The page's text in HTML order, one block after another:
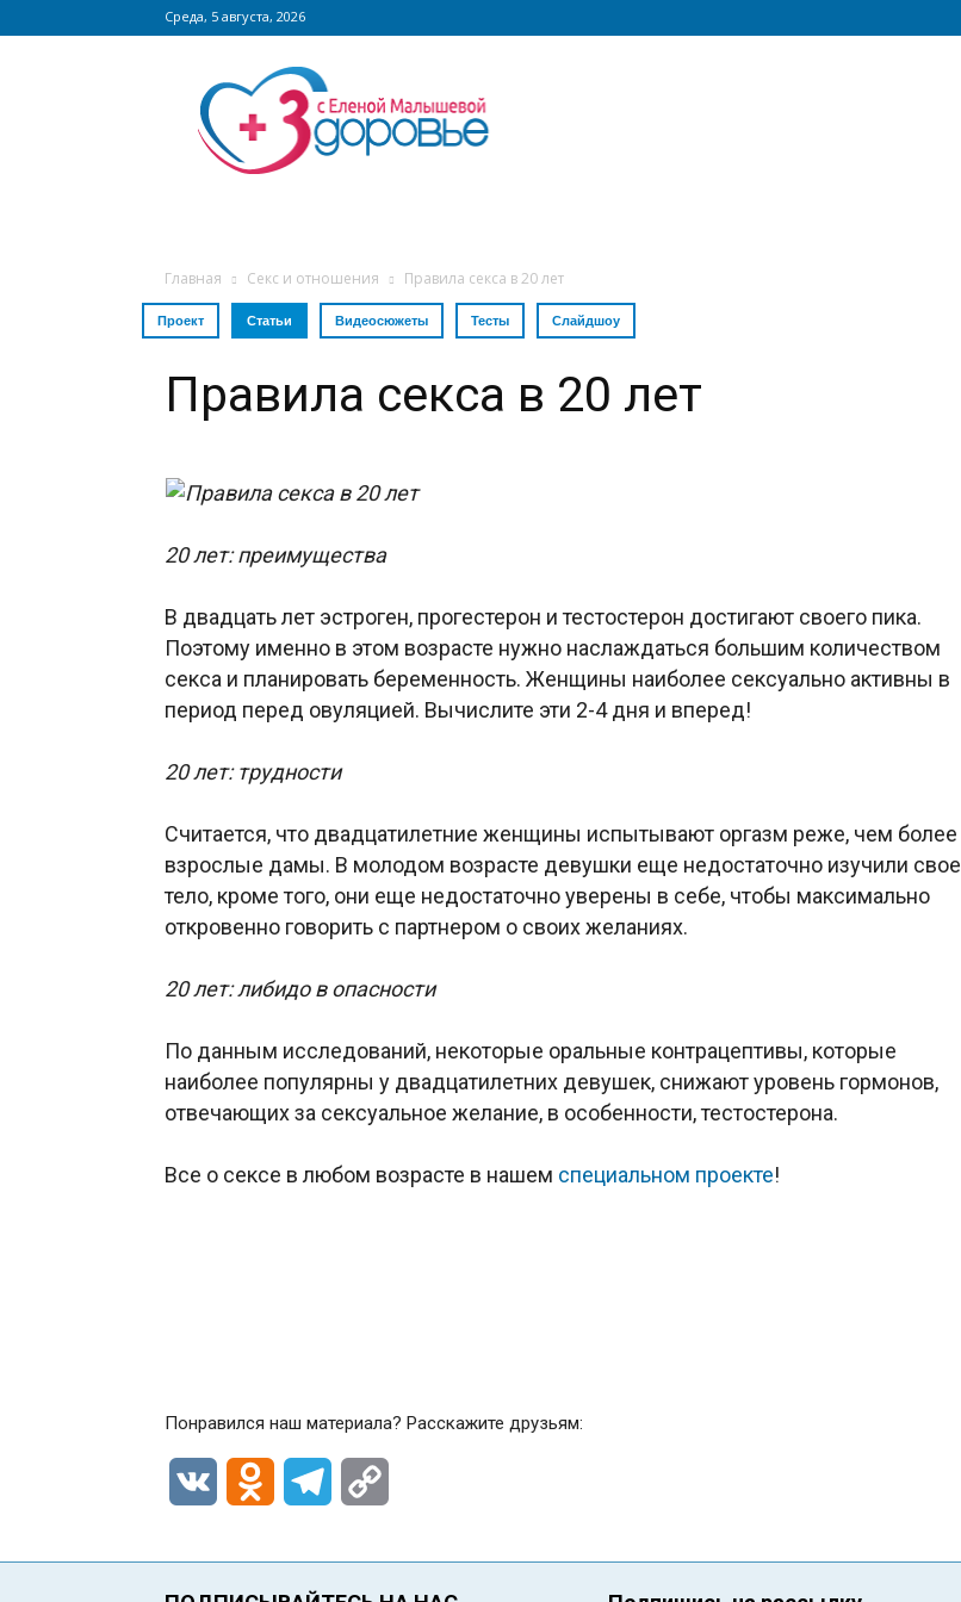
Среда, 5 августа, 2026
Сайт
zdorovieinfo.ru
крупнейший
медицинский
Главная Секс и отношения Правила секса в 20 лет
Проект Статьи Видеосюжеты Тесты Слайдшоу
Правила секса в 20 лет
20 лет: преимущества
В двадцать лет эстроген, прогестерон и тестостерон достигают своего пика.
Поэтому именно в этом возрасте нужно наслаждаться большим количеством
секса и планировать беременность. Женщины наиболее сексуально активны в
период перед овуляцией. Вычислите эти 2-4 дня и вперед!
20 лет: трудности
Считается, что двадцатилетние женщины испытывают оргазм реже, чем более
взрослые дамы. В молодом возрасте девушки еще недостаточно изучили свое
тело, кроме того, они еще недостаточно уверены в себе, чтобы максимально
откровенно говорить с партнером о своих желаниях.
20 лет: либидо в опасности
По данным исследований, некоторые оральные контрацептивы, которые
наиболее популярны у двадцатилетних девушек, снижают уровень гормонов,
отвечающих за сексуальное желание, в особенности, тестостерона.
Все о сексе в любом возрасте в нашем специальном проекте!
Понравился наш материала? Расскажите друзьям:
VK Odnoklassniki
Telegram